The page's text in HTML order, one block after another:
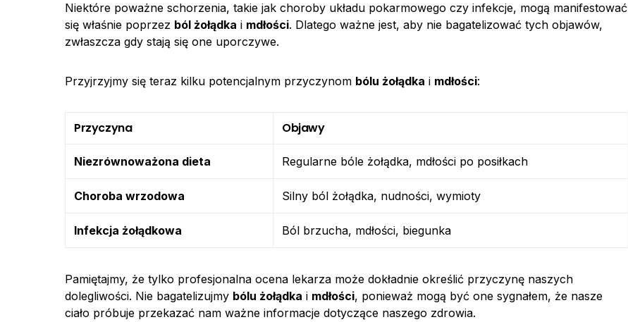
Niektóre poważne schorzenia, takie jak choroby układu pokarmowego czy infekcje, mogą manifestować
się właśnie poprzez ból żołądka i mdłości. Dlatego ważne jest, aby nie bagatelizować tych objawów,
zwłaszcza gdy stają się one uporczywe.
Przyjrzyjmy się teraz kilku potencjalnym przyczynom bólu żołądka i mdłości:
Przyczyna Objawy
Niezrównoważona dieta Regularne bóle żołądka, mdłości po posiłkach
Choroba wrzodowa Silny ból żołądka, nudności, wymioty
Infekcja żołądkowa Ból brzucha, mdłości, biegunka
Pamiętajmy, że tylko profesjonalna ocena lekarza może dokładnie określić przyczynę naszych
dolegliwości. Nie bagatelizujmy bólu żołądka i mdłości, ponieważ mogą być one sygnałem, że nasze
ciało próbuje przekazać nam ważne informacje dotyczące naszego zdrowia.